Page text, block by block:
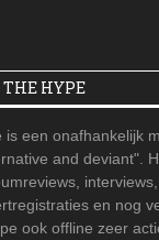
THE HYPE
is een onafhankelijk
and deviant".
en nog
ook offline zeer